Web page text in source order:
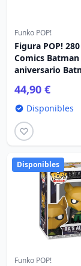
Funko POP!
Figura POP! 280
Comics Batman
aniversario
44,90 €
Disponibles
Disponibles
Funko POP!